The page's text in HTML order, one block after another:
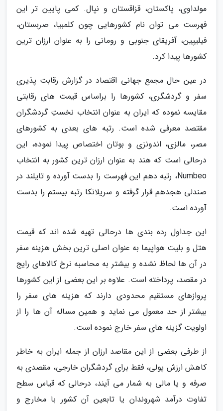
مولداوی، پاکستان، قزاقستان و نپال. کمی پایین تر این
فهرست می توان نام کشورهایی چون کلمبیا، صربستان،
فیلیپین، آفریقای جنوبی و رومانی را به عنوان ارزان ترین
کشورها پیدا کرد.
در عین حال مجمع جهانی اقتصاد در گزارش رقابت پذیری
سفر و گردشگری، کشورها را براساس قیمت های رقابتی
مقایسه نموده که ایران به عنوان انتخاب نخستِ گردشگران
مقتصد معرفی شده است. رتبه های بعدی به کشورهای
مصر، مالزی، اندونزی و بوتان اختصاص پیدا نموده، این
درحالی است که هند به عنوان ارزان ترین کشور به انتخاب
Numbeo، رتبه دهم این فهرست را بدست آورده و تایلند در
صندلی هجدهم قرار گرفته و سریلانکا رتبه بیستم را بدست
آورده است.
این جداول رده بندی ها درحالی تهیه شده اند که قیمت
هتل و بلیت هواپیما به عنوان اصلی ترین بخش هزینه سفر
در آن ها لحاظ نشده و بیشتر به محاسبه نرخ کالاهای رایج
در مقصد، پرداخته است. علاوه بر این بعضی از این کشورها
پروازهای مستقیم محدودی دارند که هزینه های سفر را
بیشتر از حد معمول می نماید و همین مساله آن ها را از
اولویت گزینه های سفر خارج نموده است.
از طرفی بعضی از این مقاصد ارزان از جمله ایران به خاطر
کاهش ارزش پولی، فقط برای گردشگران خارجی، مقصدی به
صرفه و یا مالی به شمار می آیند، درحالی که قیاس سطح
تفاوت درآمد شهروندان یا تابعین آن کشور با مخارج و